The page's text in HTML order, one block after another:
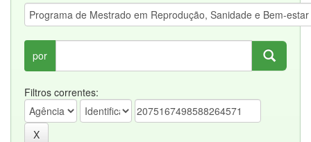
por
Filtros correntes: